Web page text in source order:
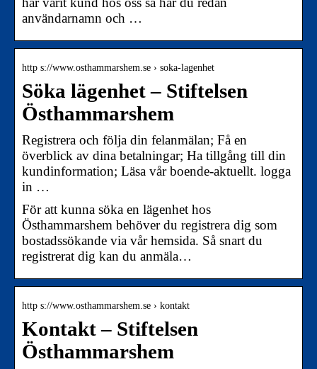
användarnamn och …
http s://www.osthammarshem.se › soka-lagenhet
Söka lägenhet – Stiftelsen
Östhammarshem
Registrera och följa din felanmälan; Få en
överblick av dina betalningar; Ha tillgång till din
kundinformation; Läsa vår boende-aktuellt. logga
in …
För att kunna söka en lägenhet hos
Östhammarshem behöver du registrera dig som
bostadssökande via vår hemsida. Så snart du
registrerat dig kan du anmäla…
http s://www.osthammarshem.se › kontakt
Kontakt – Stiftelsen
Östhammarshem